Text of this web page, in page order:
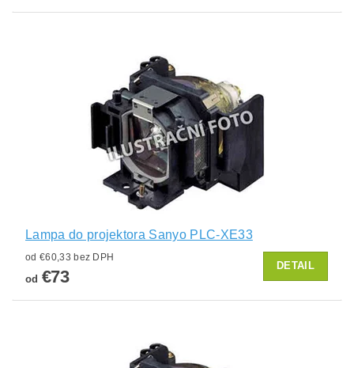
Lampa do projektora Sanyo PLC-XE33
od €60,33 bez DPH
od €73
DETAIL